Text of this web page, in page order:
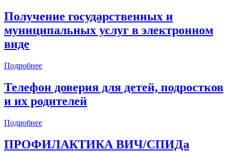
Получение государственных и
муниципальных услуг в электронном
виде
Подробнее
Телефон доверия для детей, подростков
и их родителей
Подробнее
ПРОФИЛАКТИКА ВИЧ/СПИДа